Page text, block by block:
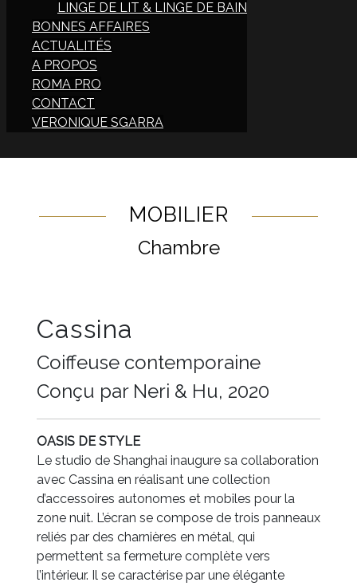
LINGE DE LIT & LINGE DE BAIN
BONNES AFFAIRES
ACTUALITÉS
A PROPOS
ROMA PRO
CONTACT
VERONIQUE SGARRA
MOBILIER
Chambre
Cassina
Coiffeuse contemporaine
Conçu par Neri & Hu, 2020
OASIS DE STYLE
Le studio de Shanghai inaugure sa collaboration
avec Cassina en réalisant une collection
d’accessoires autonomes et mobiles pour la
zone nuit. L’écran se compose de trois panneaux
reliés par des charnières en métal, qui
permettent sa fermeture complète vers
l’intérieur. Il se caractérise par une élégante